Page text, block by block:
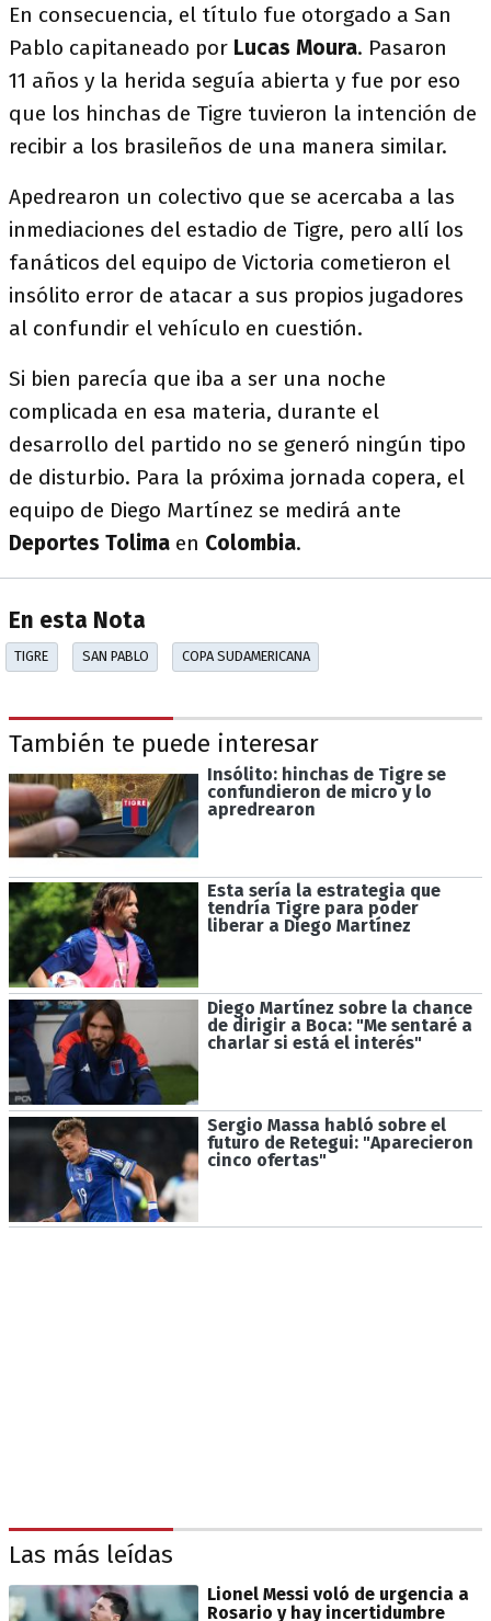
En consecuencia, el título fue otorgado a San
Pablo capitaneado por Lucas Moura. Pasaron
11 años y la herida seguía abierta y fue por eso
que los hinchas de Tigre tuvieron la intención de
recibir a los brasileños de una manera similar.
Apedrearon un colectivo que se acercaba a las
inmediaciones del estadio de Tigre, pero allí los
fanáticos del equipo de Victoria cometieron el
insólito error de atacar a sus propios jugadores
al confundir el vehículo en cuestión.
Si bien parecía que iba a ser una noche
complicada en esa materia, durante el
desarrollo del partido no se generó ningún tipo
de disturbio. Para la próxima jornada copera, el
equipo de Diego Martínez se medirá ante
Deportes Tolima en Colombia.
En esta Nota
TIGRE SAN PABLO COPA SUDAMERICANA
También te puede interesar
Insólito: hinchas de Tigre se
confundieron de micro y lo
apredrearon
Esta sería la estrategia que
tendría Tigre para poder
liberar a Diego Martínez
Diego Martínez sobre la chance
de dirigir a Boca: "Me sentaré a
charlar si está el interés"
Sergio Massa habló sobre el
futuro de Retegui: "Aparecieron
cinco ofertas"
Las más leídas
Lionel Messi voló de urgencia a
Rosario y hay incertidumbre